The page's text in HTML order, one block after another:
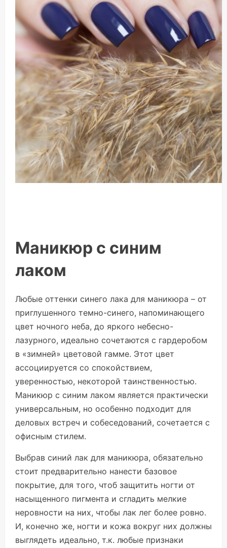
Маникюр с синим
лаком
Любые оттенки синего лака для маникюра – от
приглушенного темно-синего, напоминающего
цвет ночного неба, до яркого небесно-
лазурного, идеально сочетаются с гардеробом
в «зимней» цветовой гамме. Этот цвет
ассоциируется со спокойствием,
уверенностью, некоторой таинственностью.
Маникюр с синим лаком является практически
универсальным, но особенно подходит для
деловых встреч и собеседований, сочетается с
офисным стилем.
Выбрав синий лак для маникюра, обязательно
стоит предварительно нанести базовое
покрытие, для того, чтоб защитить ногти от
насыщенного пигмента и сгладить мелкие
неровности на них, чтобы лак лег более ровно.
И, конечно же, ногти и кожа вокруг них должны
выглядеть идеально, т.к. любые признаки